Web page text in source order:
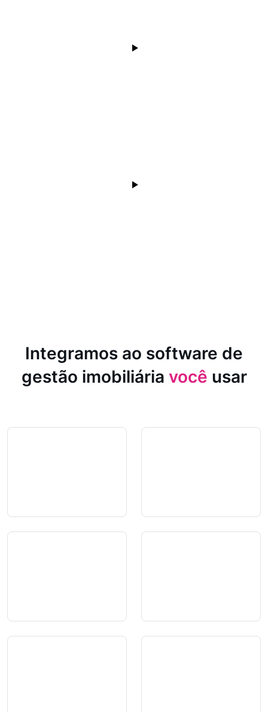
Integramos ao software de
gestão imobiliária você usar